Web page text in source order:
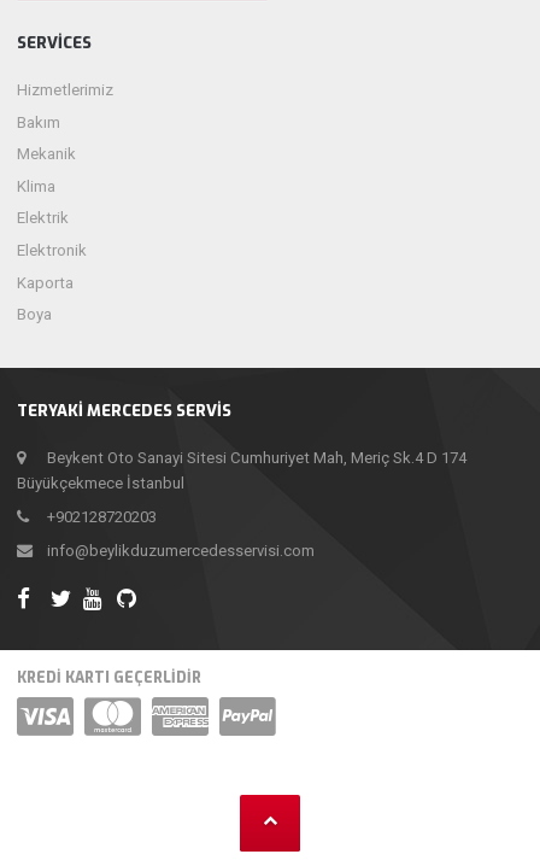
TERYAKI MERCEDES SERVIS
Beykent Oto Sanayi Sitesi Cumhuriyet Mah, Meriç Sk.4 D 174
Büyükçekmece İstanbul
+902128720203
info@beylikduzumercedesservisi.com
SERVICES
Hizmetlerimiz
Bakım
Mekanik
Klima
Elektrik
Elektronik
Kaporta
Boya
KREDİ KARTI GEÇERLİDİR